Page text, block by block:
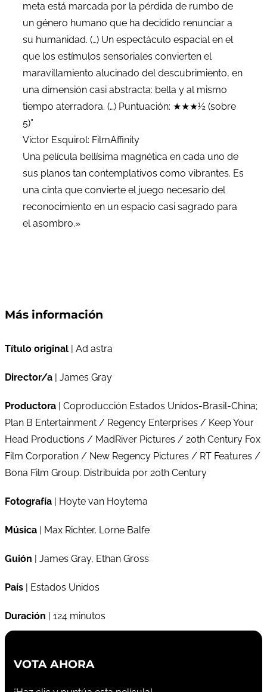
meta está marcada por la pérdida de rumbo de
un género humano que ha decidido renunciar a
su humanidad. (…) Un espectáculo espacial en el
que los estímulos sensoriales convierten el
maravillamiento alucinado del descubrimiento, en
una dimensión casi abstracta: bella y al mismo
tiempo aterradora. (…) Puntuación: ★★★½ (sobre
5)”
Víctor Esquirol: FilmAffinity
Una película bellísima magnética en cada uno de
sus planos tan contemplativos como vibrantes. Es
una cinta que convierte el juego necesario del
reconocimiento en un espacio casi sagrado para
el asombro.»
Más información
Título original | Ad astra
Director/a | James Gray
Productora | Coproducción Estados Unidos-Brasil-China;
Plan B Entertainment / Regency Enterprises / Keep Your
Head Productions / MadRiver Pictures / 20th Century Fox
Film Corporation / New Regency Pictures / RT Features /
Bona Film Group. Distribuida por 20th Century
Fotografía | Hoyte van Hoytema
Música | Max Richter, Lorne Balfe
Guión | James Gray, Ethan Gross
País | Estados Unidos
Duración | 124 minutos
VOTA AHORA